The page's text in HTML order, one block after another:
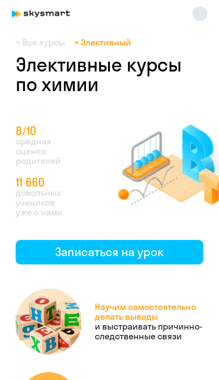
→ Все курсы → Элективный
Элективные курсы
по химии
8/10
средняя
оценка
родителей
11 660
довольных
учеников
уже с нами
Записаться на урок
Научим самостоятельно
делать выводы
и выстраивать причинно-
следственные связи